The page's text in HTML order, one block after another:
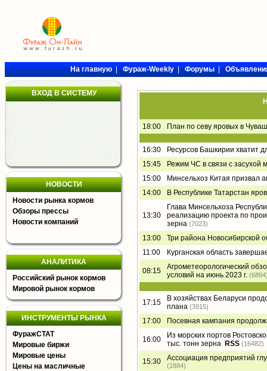
На главную|Фураж-Weekly|Форумы|
ВХОД В СИСТЕМУ
НОВОСТИ
Новости рынка кормов
Обзоры прессы
Новости компаний
АНАЛИТИКА
Российский рынок кормов
Мировой рынок кормов
ИНСТРУМЕНТЫ РЫНКА
ФуражСТАТ
Мировые биржи
Мировые цены
Цены на масличные
18:00 План по севу яровых в
16:30
Ресурсов Башкирии хватит
15:45
Режим ЧС в связи с засухой
15:00
Минсельхоз Китая призвал
14:00
В Республике Татарстан
13:30
Глава Минсельхоза
реализацию проекта по
зерна (7023)
13:00
Три района Новосибирской
11:00
Курганская область
08:15
Агрометеорологический
условий на июнь 2023 г.
17:15
В хозяйствах Беларуси
плана (3915)
17:00 Посевная кампания
16:00
Из морских портов
тыс. тонн зерна RSS (16482)
15:30 Ассоциация предприятий
(1884)